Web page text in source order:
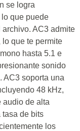
se logra
que puede
AC3 admite
que te permite
hasta 5.1 e
sonido
AC3 soporta una
48 kHz,
audio de alta
tasa de bits
los